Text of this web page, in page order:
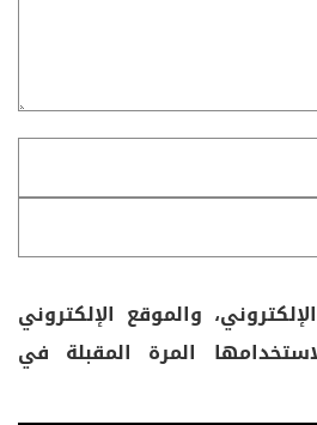
والموقع الإلكتروني
المرة المقبلة في